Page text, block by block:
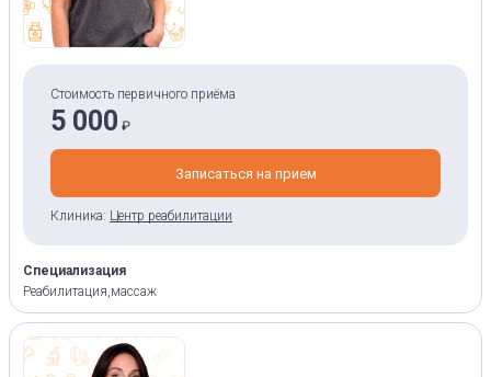
Стоимость первичного приёма
5 000 ₽
Записаться на прием
Клиника: Центр реабилитации
Специализация
Реабилитация,массаж